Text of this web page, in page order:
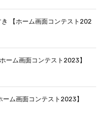
【ホーム画面コンテスト202
ーム画面コンテスト2023】
ム画面コンテスト2023】